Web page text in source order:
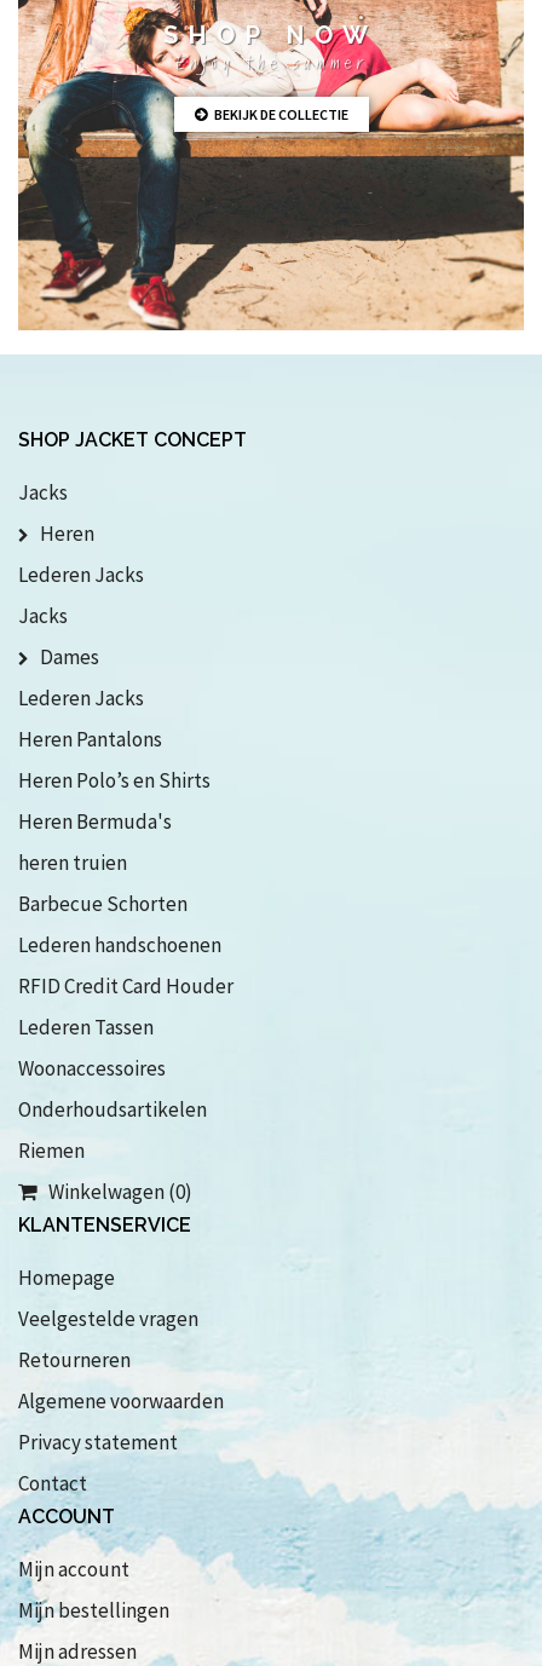
SHOP NOW
Enjoy the summer
BEKIJK DE COLLECTIE
SHOP JACKET CONCEPT
Jacks
Heren
Lederen Jacks
Jacks
Dames
Lederen Jacks
Heren Pantalons
Heren Polo’s en Shirts
Heren Bermuda's
heren truien
Barbecue Schorten
Lederen handschoenen
RFID Credit Card Houder
Lederen Tassen
Woonaccessoires
Onderhoudsartikelen
Riemen
Winkelwagen (0)
KLANTENSERVICE
Homepage
Veelgestelde vragen
Retourneren
Algemene voorwaarden
Privacy statement
Contact
ACCOUNT
Mijn account
Mijn bestellingen
Mijn adressen